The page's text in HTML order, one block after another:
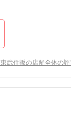
武住販の店舗全体の